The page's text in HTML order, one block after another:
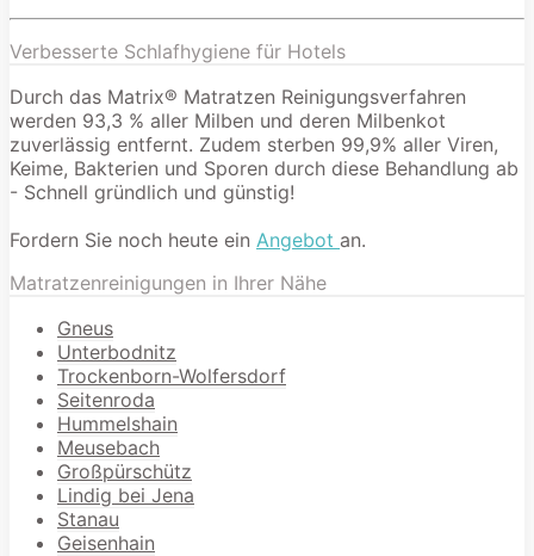
Verbesserte Schlafhygiene für Hotels
Durch das Matrix® Matratzen Reinigungsverfahren
werden 93,3 % aller Milben und deren Milbenkot
zuverlässig entfernt. Zudem sterben 99,9% aller Viren,
Keime, Bakterien und Sporen durch diese Behandlung ab
- Schnell gründlich und günstig!
Fordern Sie noch heute ein Angebot an.
Matratzenreinigungen in Ihrer Nähe
Gneus
Unterbodnitz
Trockenborn-Wolfersdorf
Seitenroda
Hummelshain
Meusebach
Großpürschütz
Lindig bei Jena
Stanau
Geisenhain